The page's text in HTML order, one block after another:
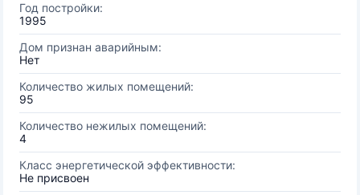
Год постройки:
1995
Дом признан аварийным:
Нет
Количество жилых помещений:
95
Количество нежилых помещений:
4
Класс энергетической эффективности:
Не присвоен